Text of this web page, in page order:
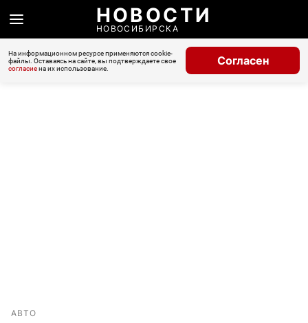
НОВОСТИ
НОВОСИБИРСКА
На информационном ресурсе применяются cookie-
файлы. Оставаясь на сайте, вы подтверждаете свое
согласиена их использование.
Согласен
АВТО